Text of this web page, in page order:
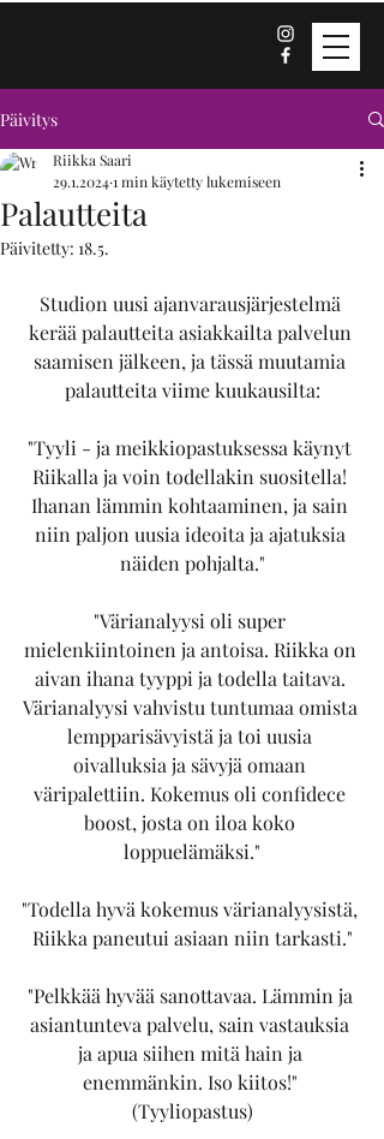
Päivitys
Palautteita
Riikka Saari
29.1.20241 min käytetty lukemiseen
Päivitetty: 18.5.
Studion uusi ajanvarausjärjestelmä
kerää palautteita asiakkailta palvelun
saamisen jälkeen, ja tässä muutamia
palautteita viime kuukausilta:
"Tyyli - ja meikkiopastuksessa käynyt
Riikalla ja voin todellakin suositella!
Ihanan lämmin kohtaaminen, ja sain
niin paljon uusia ideoita ja ajatuksia
näiden pohjalta."
"Värianalyysi oli super
mielenkiintoinen ja antoisa. Riikka on
aivan ihana tyyppi ja todella taitava.
Värianalyysi vahvistu tuntumaa omista
lempparisävyistä ja toi uusia
oivalluksia ja sävyjä omaan
väripalettiin. Kokemus oli confidece
boost, josta on iloa koko
loppuelämäksi."
"Todella hyvä kokemus värianalyysistä,
Riikka paneutui asiaan niin tarkasti."
"Pelkkää hyvää sanottavaa. Lämmin ja
asiantunteva palvelu, sain vastauksia
ja apua siihen mitä hain ja
enemmänkin. Iso kiitos!"
(Tyyliopastus)